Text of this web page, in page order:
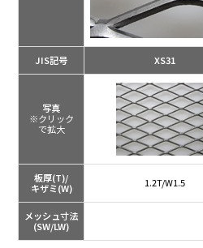
JIS記号 XS31
写真
※クリック
で拡大
板厚(T)/
キザミ(W)
1.2T/W1.5
メッシュ寸法
(SW/LW)